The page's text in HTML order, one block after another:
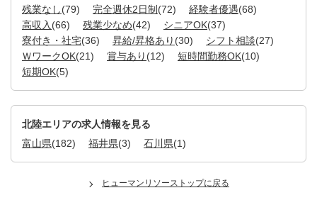
残業なし(79) 完全週休2日制 (72) 経験者優遇(68)
高収入 (66) 残業少なめ(42) シニアOK(37)
寮付き・社宅(36) 昇給/昇格あり (30) シフト相談(27)
ＷワークOK(21) 賞与あり (12) 短時間勤務OK(10)
短期OK(5)
北陸エリアの求人情報を見る
富山県(182) 福井県(3) 石川県(1)
ヒューマンリソーストップに戻る